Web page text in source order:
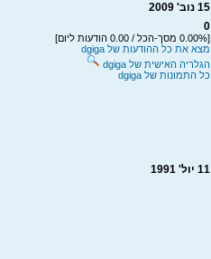
15 נוב' 2009
0
[0.00% מסך-הכל / 0.00 הודעות ליום]
מצא את כל ההודעות של dgiga
הגלריה האישית של dgiga
כל התמונות של dgiga
11 יול' 1991